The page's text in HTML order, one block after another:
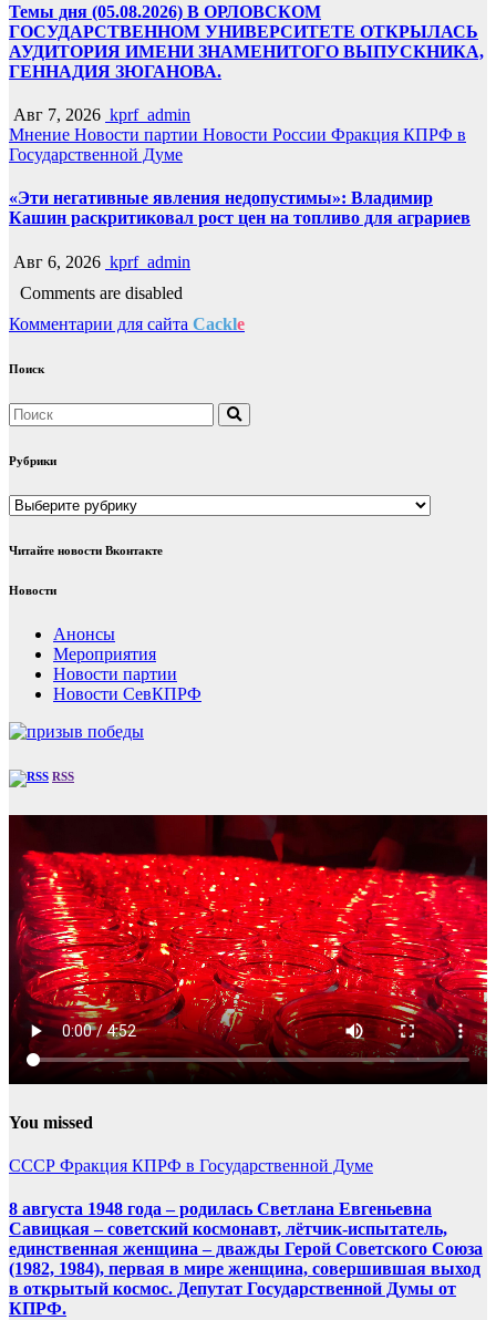
Темы дня (05.08.2026) В ОРЛОВСКОМ
ГОСУДАРСТВЕННОМ УНИВЕРСИТЕТЕ ОТКРЫЛАСЬ
АУДИТОРИЯ ИМЕНИ ЗНАМЕНИТОГО ВЫПУСКНИКА,
ГЕННАДИЯ ЗЮГАНОВА.
Авг 7, 2026 kprf_admin
Мнение Новости партии Новости России Фракция КПРФ в
Государственной Думе
«Эти негативные явления недопустимы»: Владимир
Кашин раскритиковал рост цен на топливо для аграриев
Авг 6, 2026 kprf_admin
Comments are disabled
Комментарии для сайта Cackle
Поиск
Рубрики
Рубрики
Читайте новости Вконтакте
Новости
Анонсы
Мероприятия
Новости партии
Новости СевКПРФ
RSS
You missed
СССР Фракция КПРФ в Государственной Думе
8 августа 1948 года – родилась Светлана Евгеньевна
Савицкая – советский космонавт, лётчик-испытатель,
единственная женщина – дважды Герой Советского Союза
(1982, 1984), первая в мире женщина, совершившая выход
в открытый космос. Депутат Государственной Думы от
КПРФ.